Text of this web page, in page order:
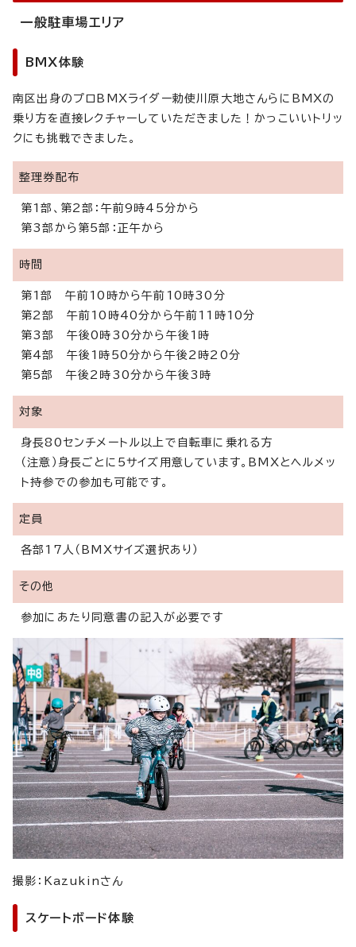
一般駐車場エリア
BMX体験
南区出身のプロBMXライダー勅使川原大地さんらにBMXの
乗り方を直接レクチャーしていただきました！かっこいいトリッ
クにも挑戦できました。
整理券配布
第1部、第2部：午前9時45分から
第3部から第5部：正午から
時間
第1部 午前10時から午前10時30分
第2部 午前10時40分から午前11時10分
第3部 午後0時30分から午後1時
第4部 午後1時50分から午後2時20分
第5部 午後2時30分から午後3時
対象
身長80センチメートル以上で自転車に乗れる方
（注意）身長ごとに5サイズ用意しています。BMXとヘルメッ
ト持参での参加も可能です。
定員
各部17人（BMXサイズ選択あり）
その他
参加にあたり同意書の記入が必要です
撮影：Kazukinさん
スケートボード体験